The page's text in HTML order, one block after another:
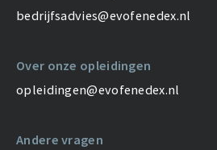
bedrijfsadvies@evofenedex.nl
Over onze opleidingen
opleidingen@evofenedex.nl
Andere vragen